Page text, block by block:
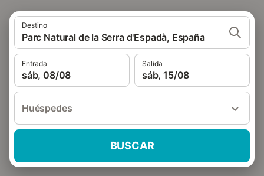
Destino
Parc Natural de la Serra d'Espadà, España
Entrada
sáb, 08/08
Salida
sáb, 15/08
Huéspedes
BUSCAR